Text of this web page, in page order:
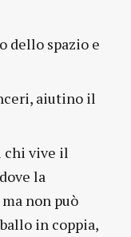
dello spazio e
aiutino il
chi vive il
la
non può
in coppia,